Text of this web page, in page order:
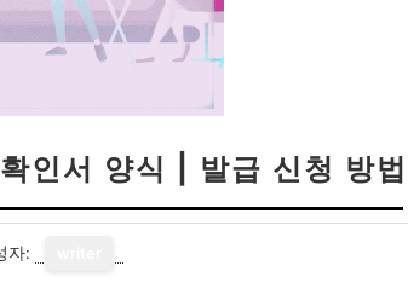
인서 양식 | 발급 신청 방법
자: